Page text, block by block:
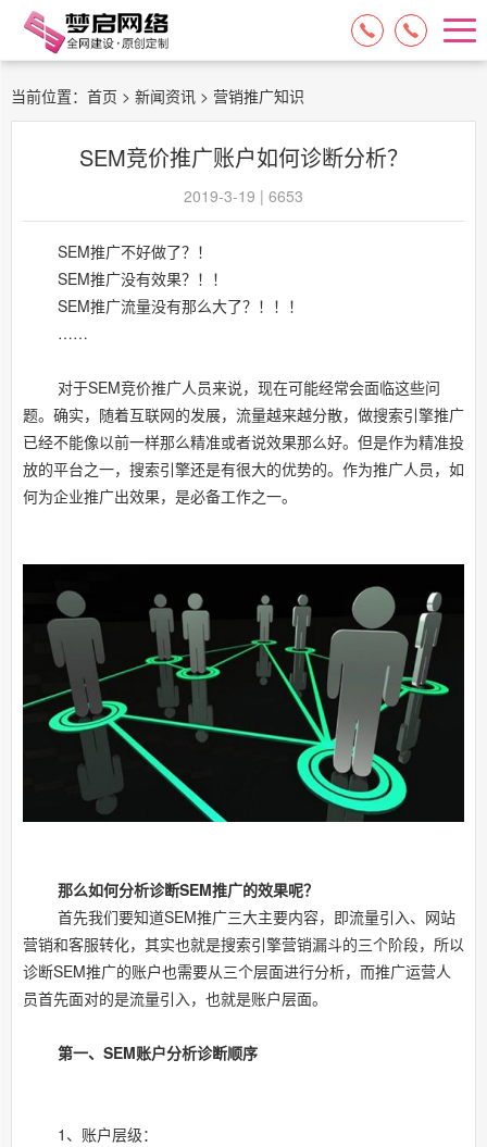
15084717329
当前位置： 首页 > 新闻资讯 > 营销推广知识
SEM竞价推广账户如何诊断分析？
2019-3-19 | 6653
SEM推广不好做了？！
SEM推广没有效果？！！
SEM推广流量没有那么大了？！！！
……
对于SEM竞价推广人员来说，现在可能经常会面临这些问
题。确实，随着互联网的发展，流量越来越分散，做搜索引擎推广
已经不能像以前一样那么精准或者说效果那么好。但是作为精准投
放的平台之一，搜索引擎还是有很大的优势的。作为推广人员，如
何为企业推广出效果，是必备工作之一。
那么如何分析诊断SEM推广的效果呢？
首先我们要知道SEM推广三大主要内容，即流量引入、网站
营销和客服转化，其实也就是搜索引擎营销漏斗的三个阶段，所以
诊断SEM推广的账户也需要从三个层面进行分析，而推广运营人
员首先面对的是流量引入，也就是账户层面。
第一、SEM账户分析诊断顺序
1、账户层级：